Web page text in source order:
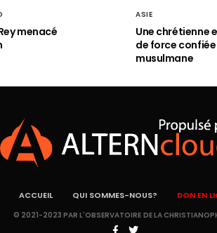
menacé
ASIE
Une chrétienne
de force
musulmane
ACCUEIL QUI SOMMES-NOUS? DON EN
© 2021-2023 PAR L'OBSERVATOIRE DE LA